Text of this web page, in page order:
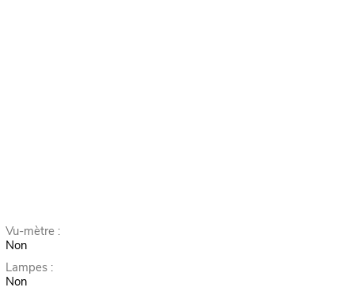
Vu-mètre :
Non
Lampes :
Non